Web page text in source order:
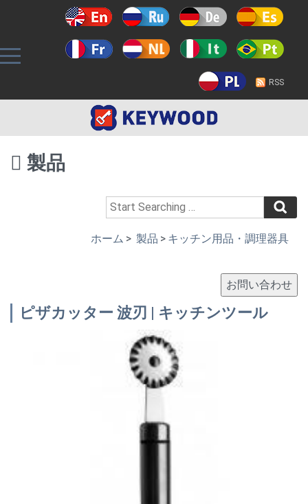
RSS
製品
ホーム > 製品 > キッチン用品・調理器具
ピザカッター 波刃 | キッチンツール